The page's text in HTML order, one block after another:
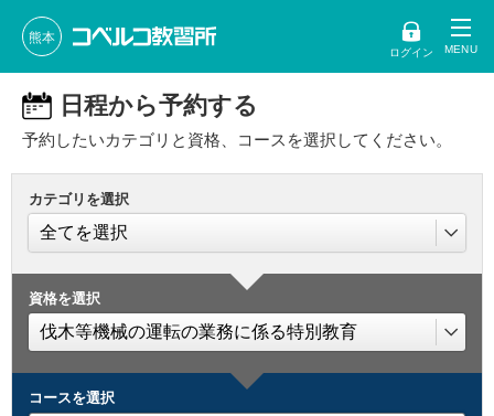
熊本
ログイン
日程から予約する
予約したいカテゴリと資格、コースを選択してください。
カテゴリを選択
資格を選択
コースを選択